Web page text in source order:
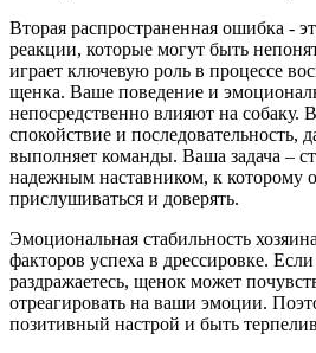
Вторая распространенная ошибка -
реакции, которые могут быть
играет ключевую роль в процессе
щенка. Ваше поведение и
непосредственно влияют на собаку.
спокойствие и последовательность,
выполняет команды. Ваша задача –
надежным наставником, к которому
прислушиваться и доверять.
Эмоциональная стабильность
факторов успеха в дрессировке.
раздражаетесь, щенок может
отреагировать на ваши эмоции.
позитивный настрой и быть